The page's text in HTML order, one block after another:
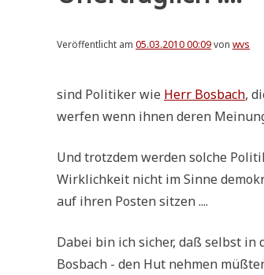
Veröffentlicht am 05.03.2010 00:09von wvs
sind Poli­ti­ker wie Herr Bos­bach,
wer­fen wenn ihnen deren
Und trotz­dem wer­den sol­che
Wirk­lich­keit nicht im Sin­ne
auf ihren Posten sitzen ....
Dabei bin ich sicher, daß selbst in
Bos­bach - den Hut neh­men